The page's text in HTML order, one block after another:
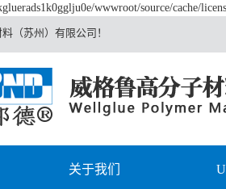
wwwroot/source/cache/
（苏州）有限公司！
关于我们